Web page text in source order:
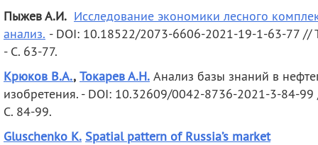
Пыжев А.И. Исследование экономики лесного
анализ. - DOI: 10.18522/2073-6606-2021-19-1-63-77 //
- С. 63-77.
Крюков В.А., Токарев А.Н. Анализ базы знаний в
изобретения. - DOI: 10.32609/0042-8736-2021-3-84-
С. 84-99.
Gluschenko K. Spatial pattern of Russia’s market